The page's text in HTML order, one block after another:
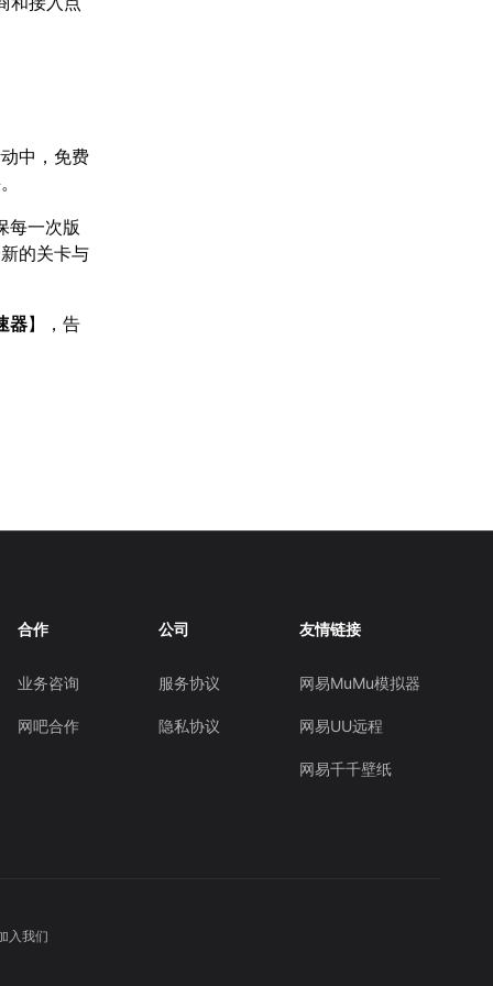
中，免费
每一次版
的关卡与
器】，告
合作
业务咨询
网吧合作
公司
服务协议
隐私协议
友情链接
网易MuMu模拟器
网易UU远程
网易千千壁纸
入我们